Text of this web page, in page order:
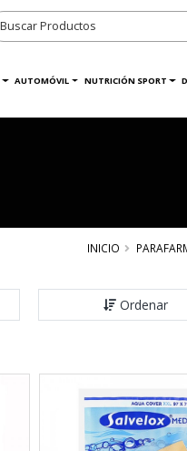
AUTOMÓVIL NUTRICIÓN SPORT
INICIO
Ordenar